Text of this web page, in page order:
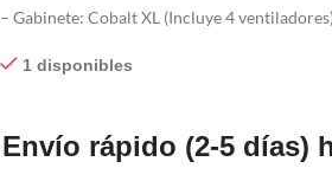
– Gabinete: Cobalt XL (Incluye 4 ventiladores)
1 disponibles
Envío rápido (2-5 días)